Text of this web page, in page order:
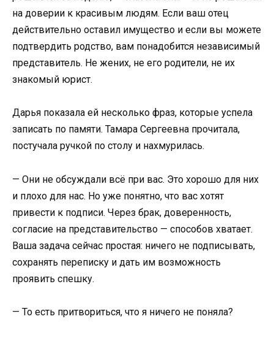
на доверии к красивым людям. Если ваш отец
действительно оставил имущество и если вы можете
подтвердить родство, вам понадобится независимый
представитель. Не жених, не его родители, не их
знакомый юрист.
Дарья показала ей несколько фраз, которые успела
записать по памяти. Тамара Сергеевна прочитала,
постучала ручкой по столу и нахмурилась.
— Они не обсуждали всё при вас. Это хорошо для них
и плохо для нас. Но уже понятно, что вас хотят
привести к подписи. Через брак, доверенность,
согласие на представительство — способов хватает.
Ваша задача сейчас простая: ничего не подписывать,
сохранять переписку и дать им возможность
проявить спешку.
— То есть притвориться, что я ничего не поняла?